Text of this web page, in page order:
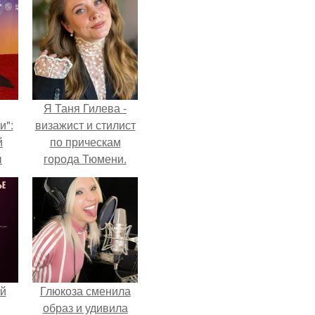
Я Таня Гилева -
визажист и стилист
по прическам
города Тюмени.
Глюкоза сменила
образ и удивила